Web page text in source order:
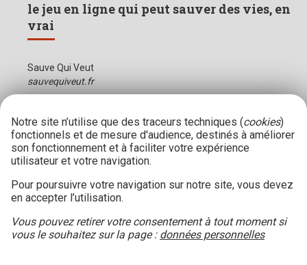
le jeu en ligne qui peut sauver des vies, en
vrai
Sauve Qui Veut
sauvequiveut.fr
Notre site n’utilise que des traceurs techniques (cookies)
fonctionnels et de mesure d'audience, destinés à améliorer
son fonctionnement et à faciliter votre expérience
utilisateur et votre navigation.
Pour poursuivre votre navigation sur notre site, vous devez
en accepter l’utilisation.
Vous pouvez retirer votre consentement à tout moment si
vous le souhaitez sur la page : données personnelles